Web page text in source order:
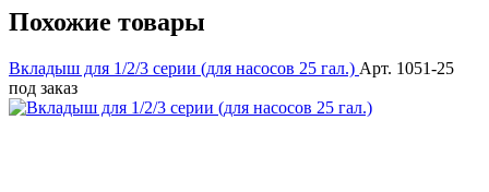
Похожие товары
Вкладыш для 1/2/3 серии (для насосов 25 гал.) Арт. 1051-25
под заказ